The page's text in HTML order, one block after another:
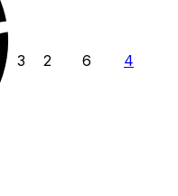
3 2 6 4